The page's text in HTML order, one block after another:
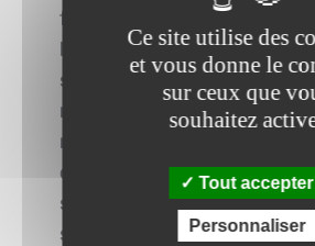
facteur de bancarisation,
banquescommerciales
se permettrede les
mêmes proportions que la
risque est donc pour elle
des taux plus hauts, mais
suffisamment pour couvrir
supplémentaire de leur
Ce site utilise des
et vous donne le
sur ceux que
souhaitez
Tout accepter
Personnaliser